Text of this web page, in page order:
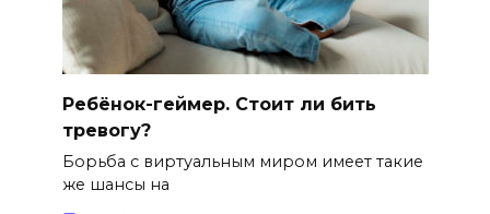
Ребёнок-геймер. Стоит ли бить
тревогу?
Борьба с виртуальным миром имеет такие
же шансы на